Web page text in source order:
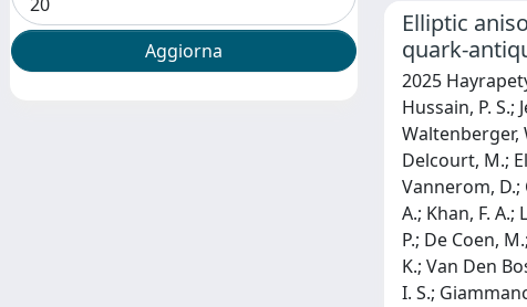
Elliptic
quark-
2025 Hayrapetyan, A.; Tumasyan, A.; Adam, W.; Andrejkovic, J. W.; Bergauer, T.; Chatterjee, S.; Damanakis, K.; Dragicevic, M.; Hussain, P. S.; Jeitler, M.; Krammer, N.; Li, A.; Liko, D.; Mikulec, I.; Schieck, J.; Schöfbeck, R.; Schwarz, D.; Sonawane, M.; Templ, S.; Waltenberger, W.; Wulz, C. -E.; Darwish, M. R.; Janssen, T.; Van Mechelen, P.; Bols, E. S.; D'Hondt, J.; Dansana, S.; De Moor, A.; Delcourt, M.; El Faham, H.; Lowette, S.; Makarenko, I.; Müller, D.; Tavernier, S.; Tytgat, M.; Van Onsem, G. P.; Van Putte, S.; Vannerom, D.; Clerbaux, B.; Das, A. K.; De Lentdecker, G.; Evard, H.; Favart, L.; Gianneios, P.; Hohov, D.; Jaramillo, J.; Khalilzadeh, A.; Khan, F. A.; Lee, K.; Mahdavikhorrami, M.; Malara, A.; Paredes, S.; Thomas, L.; Bemden, M. Vanden; Velde, C. Vander; Vanlaer, P.; De Coen, M.; Dobur, D.; Hong, Y.; Knolle, J.; Lambrecht, L.; Mestdach, G.; Amarilo, K. Mota; Rendón, C.; Samalan, A.; Skovpen, K.; Van Den Bossche, N.; Van Der Linden, J.; Wezenbeek, L.; Benecke, A.; Bethani, A.; Bruno, G.; Caputo, C.; Delaere, C.; Donertas, I. S.; Giammanco, A.; Jain, Sa.; Lemaitre, V.; Lidrych, J.; Mastrapasqua, P.; Mondal, K.;